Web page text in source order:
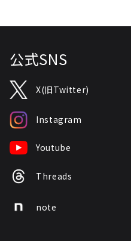
公式SNS
X(旧Twitter)
Instagram
Youtube
Threads
note